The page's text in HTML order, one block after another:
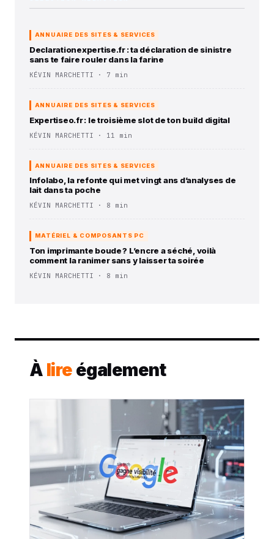
ANNUAIRE DES SITES & SERVICES
Declarationexpertise.fr : ta déclaration de sinistre
sans te faire rouler dans la farine
KÉVIN MARCHETTI · 7 min
ANNUAIRE DES SITES & SERVICES
Expertiseo.fr : le troisième slot de ton build digital
KÉVIN MARCHETTI · 11 min
ANNUAIRE DES SITES & SERVICES
Infolabo, la refonte qui met vingt ans d’analyses de
lait dans ta poche
KÉVIN MARCHETTI · 8 min
MATÉRIEL & COMPOSANTS PC
Ton imprimante boude ? L’encre a séché, voilà
comment la ranimer sans y laisser ta soirée
KÉVIN MARCHETTI · 8 min
À lire également